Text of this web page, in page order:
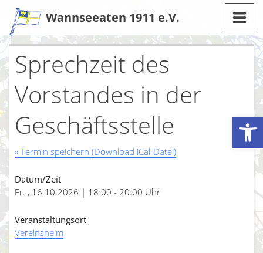
Werkzeugleiste öffnen
Zum
Inhalt
Wannseeaten 1911 e.V.
Sprechzeit des
Vorstandes in der
Geschäftsstelle
» Termin speichern (Download iCal-Datei)
Datum/Zeit
Fr.., 16.10.2026 | 18:00 - 20:00 Uhr
Veranstaltungsort
Vereinsheim